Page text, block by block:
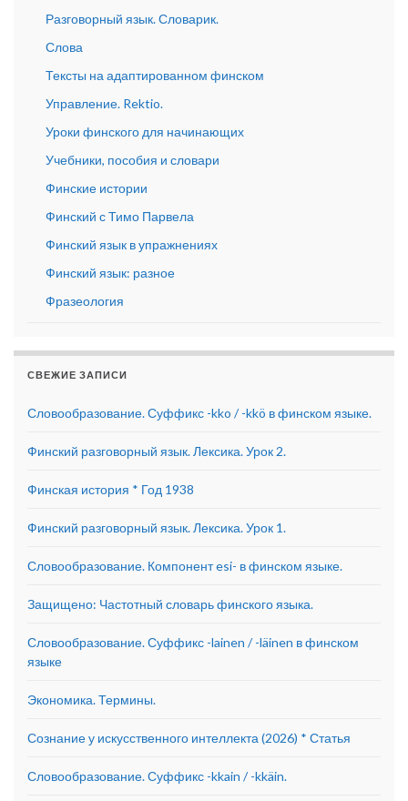
Разговорный язык. Словарик.
Слова
Тексты на адаптированном финском
Управление. Rektio.
Уроки финского для начинающих
Учебники, пособия и словари
Финские истории
Финский с Тимо Парвела
Финский язык в упражнениях
Финский язык: разное
Фразеология
СВЕЖИЕ ЗАПИСИ
Словообразование. Суффикс -kko / -kkö в финском языке.
Финский разговорный язык. Лексика. Урок 2.
Финская история * Год 1938
Финский разговорный язык. Лексика. Урок 1.
Словообразование. Компонент esi- в финском языке.
Защищено: Частотный словарь финского языка.
Словообразование. Суффикс -lainen / -läinen в финском
языке
Экономика. Термины.
Сознание у искусственного интеллекта (2026) * Статья
Словообразование. Суффикс -kkain / -kkäin.